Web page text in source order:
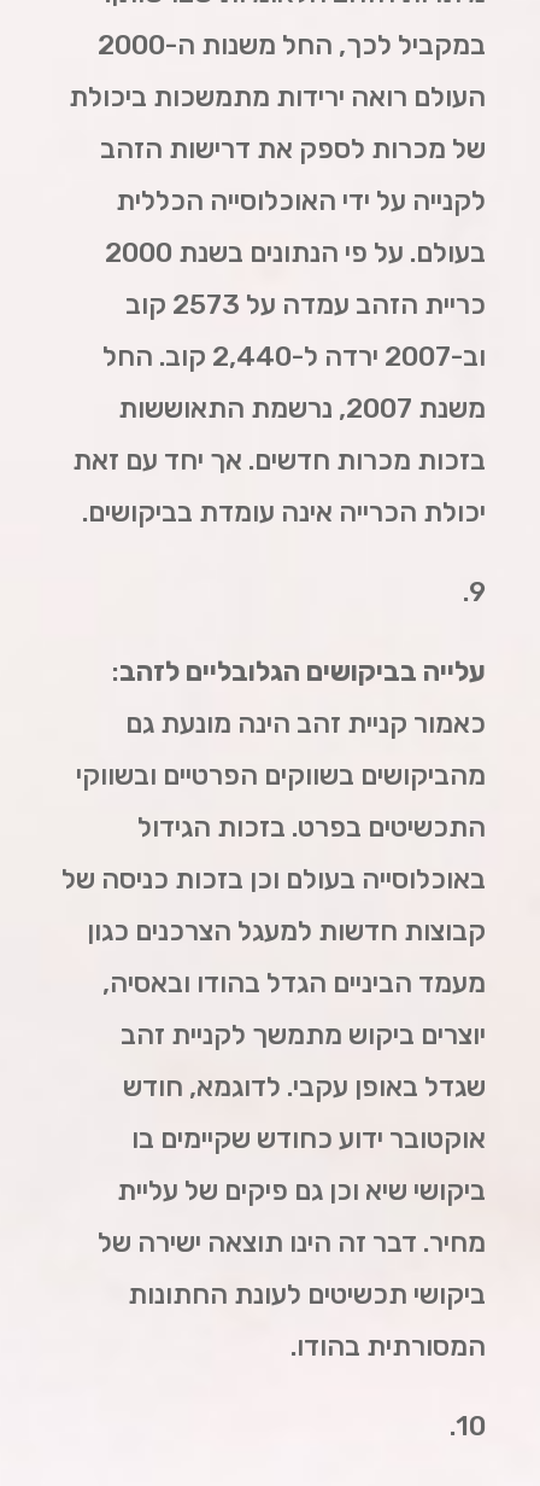
במקביל לכך, החל משנות ה-2000
העולם רואה ירידות מתמשכות ביכולת
של מכרות לספק את דרישות הזהב
לקנייה על ידי האוכלוסייה הכללית
בעולם. על פי הנתונים בשנת 2000
כריית הזהב עמדה על 2573 קוב
וב-2007 ירדה ל-2,440 קוב. החל
משנת 2007, נרשמת התאוששות
בזכות מכרות חדשים. אך יחד עם זאת
יכולת הכרייה אינה עומדת בביקושים.
9.
עלייה בביקושים הגלובליים לזהב:
כאמור קניית זהב הינה מונעת גם
מהביקושים בשווקים הפרטיים ובשווקי
התכשיטים בפרט. בזכות הגידול
באוכלוסייה בעולם וכן בזכות כניסה של
קבוצות חדשות למעגל הצרכנים כגון
מעמד הביניים הגדל בהודו ובאסיה,
יוצרים ביקוש מתמשך לקניית זהב
שגדל באופן עקבי. לדוגמא, חודש
אוקטובר ידוע כחודש שקיימים בו
ביקושי שיא וכן גם פיקים של עליית
מחיר. דבר זה הינו תוצאה ישירה של
ביקושי תכשיטים לעונת החתונות
המסורתית בהודו.
10.